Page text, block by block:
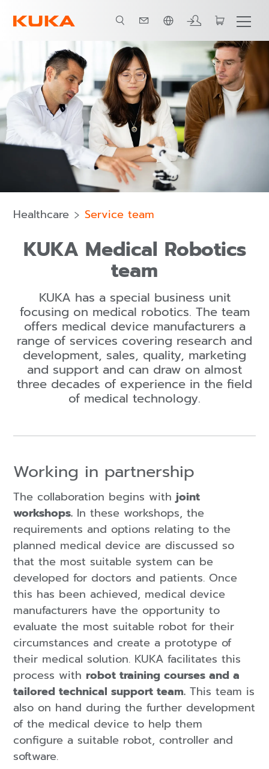
Expertise in medical technology Training ความยั่งยืน
ภาษาไทย / Thai
Healthcare Service team
KUKA Medical Robotics
team
KUKA has a special business unit
focusing on medical robotics. The team
offers medical device manufacturers a
range of services covering research and
development, sales, quality, marketing
and support and can draw on almost
three decades of experience in the field
of medical technology.
Working in partnership
The collaboration begins withjoint
workshops. In these workshops, the
requirements and options relating to the
planned medical device are discussed so
that the most suitable system can be
developed for doctors and patients. Once
this has been achieved, medical device
manufacturers have the opportunity to
evaluate the most suitable robot for their
circumstances and create a prototype of
their medical solution. KUKA facilitates this
process withrobot training courses and a
tailored technical support team. This team is
also on hand during the further development
of the medical device to help them
configure a suitable robot, controller and
software.